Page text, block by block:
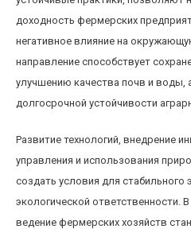
доходность фермерских
негативное влияние на
направление способствует
улучшению качества почв и воды,
долгосрочной устойчивости
Развитие технологий, внедрение
управления и использования
создать условия для стабильного
экологической ответственности.
ведение фермерских хозяйств